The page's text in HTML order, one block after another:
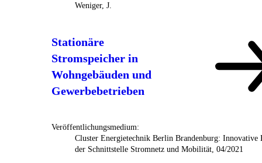
Weniger, J.
Stationäre
Stromspeicher in
Wohngebäuden und
Gewerbebetrieben
Veröffentlichungsmedium:
Cluster Energietechnik Berlin Brandenburg: Innovative
der Schnittstelle Stromnetz und Mobilität, 04/2021